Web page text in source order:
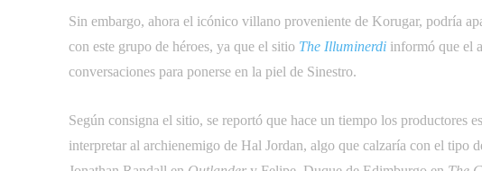
Sin embargo, ahora el icónico villano proveniente de Korugar, podría
con este grupo de héroes, ya que el sitio The Illuminerdi informó que el
conversaciones para ponerse en la piel de Sinestro.
Según consigna el sitio, se reportó que hace un tiempo los productores
interpretar al archienemigo de Hal Jordan, algo que calzaría con el tipo